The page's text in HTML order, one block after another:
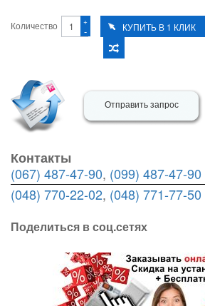
Количество -
+
Отправить запрос
Контакты
(067) 487-47-90, (099) 487-47-90
(048) 770-22-02, (048) 771-77-50
Поделиться в соц.сетях